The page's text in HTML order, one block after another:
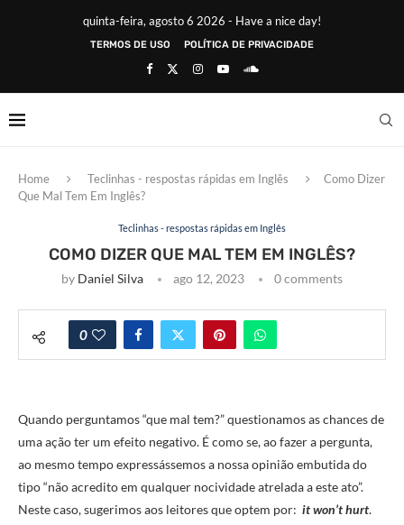
quinta-feira, agosto 6 2026 - Have a nice day!
TERMOS DE USO POLÍTICA DE PRIVACIDADE
Home Teclinhas - respostas rápidas em Inglês
Como Dizer
Que Mal Tem Em Inglês?
Teclinhas - respostas rápidas em Inglês
COMO DIZER QUE MAL TEM EM INGLÊS?
by Daniel Silva ago 12, 2023 0 comments
0
Quando perguntamos “que mal tem?” questionamos as chances de
uma ação ter um efeito negativo. É como se, ao fazer a pergunta,
ao mesmo tempo expressássemos a nossa opinião embutida do
tipo “não acredito em qualquer nocividade atrelada a este ato”.
Neste caso, sugerimos aos leitores que optem por: it won’t hurt.